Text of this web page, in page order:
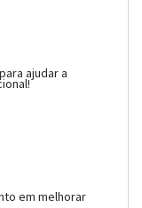
ajudar a
em melhorar